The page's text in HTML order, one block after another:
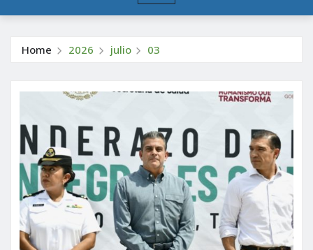
Home 2026 julio 03